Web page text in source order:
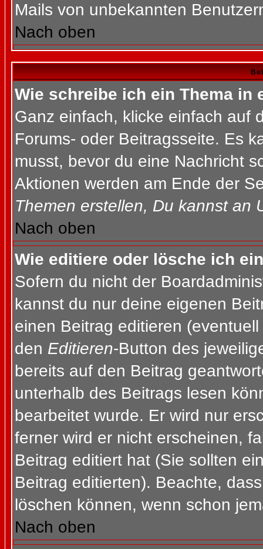
Mails von unbekannten
Nach oben
Wie schreibe ich ein Thema in
Ganz einfach, klicke einfach auf
Forums- oder Beitragsseite. Es
musst, bevor du eine Nachricht
Aktionen werden am Ende der
Themen erstellen, Du kannst an
Nach oben
Wie editiere oder lösche ich
Sofern du nicht der
kannst du nur deine eigenen
einen Beitrag editieren
den Editieren-Button des
bereits auf den Beitrag
unterhalb des Beitrags lesen
bearbeitet wurde. Er wird nur
ferner wird er nicht erscheinen,
Beitrag editiert hat (Sie sollten
Beitrag editierten). Beachte,
löschen können, wenn schon
Nach oben